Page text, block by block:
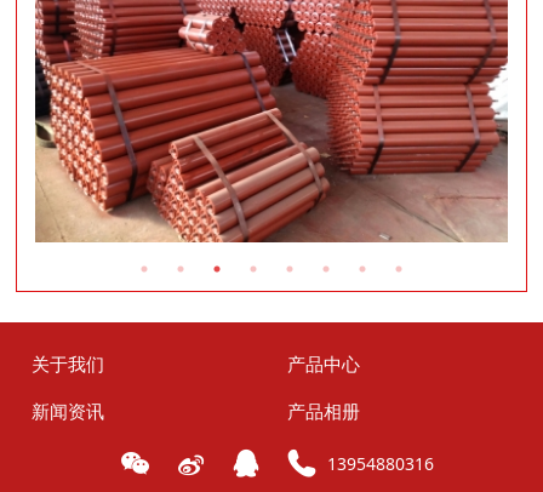
关于我们
产品中心
新闻资讯
产品相册
13954880316